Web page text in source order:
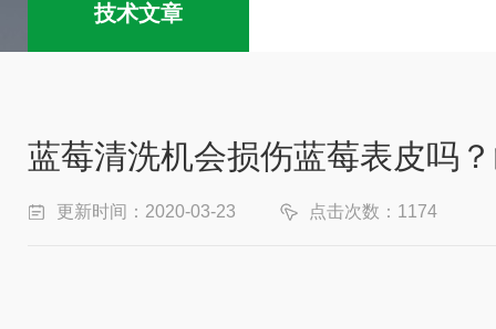
技术文章
蓝莓清洗机会损伤蓝莓表皮吗
更新时间：2020-03-23 点击次数：1174